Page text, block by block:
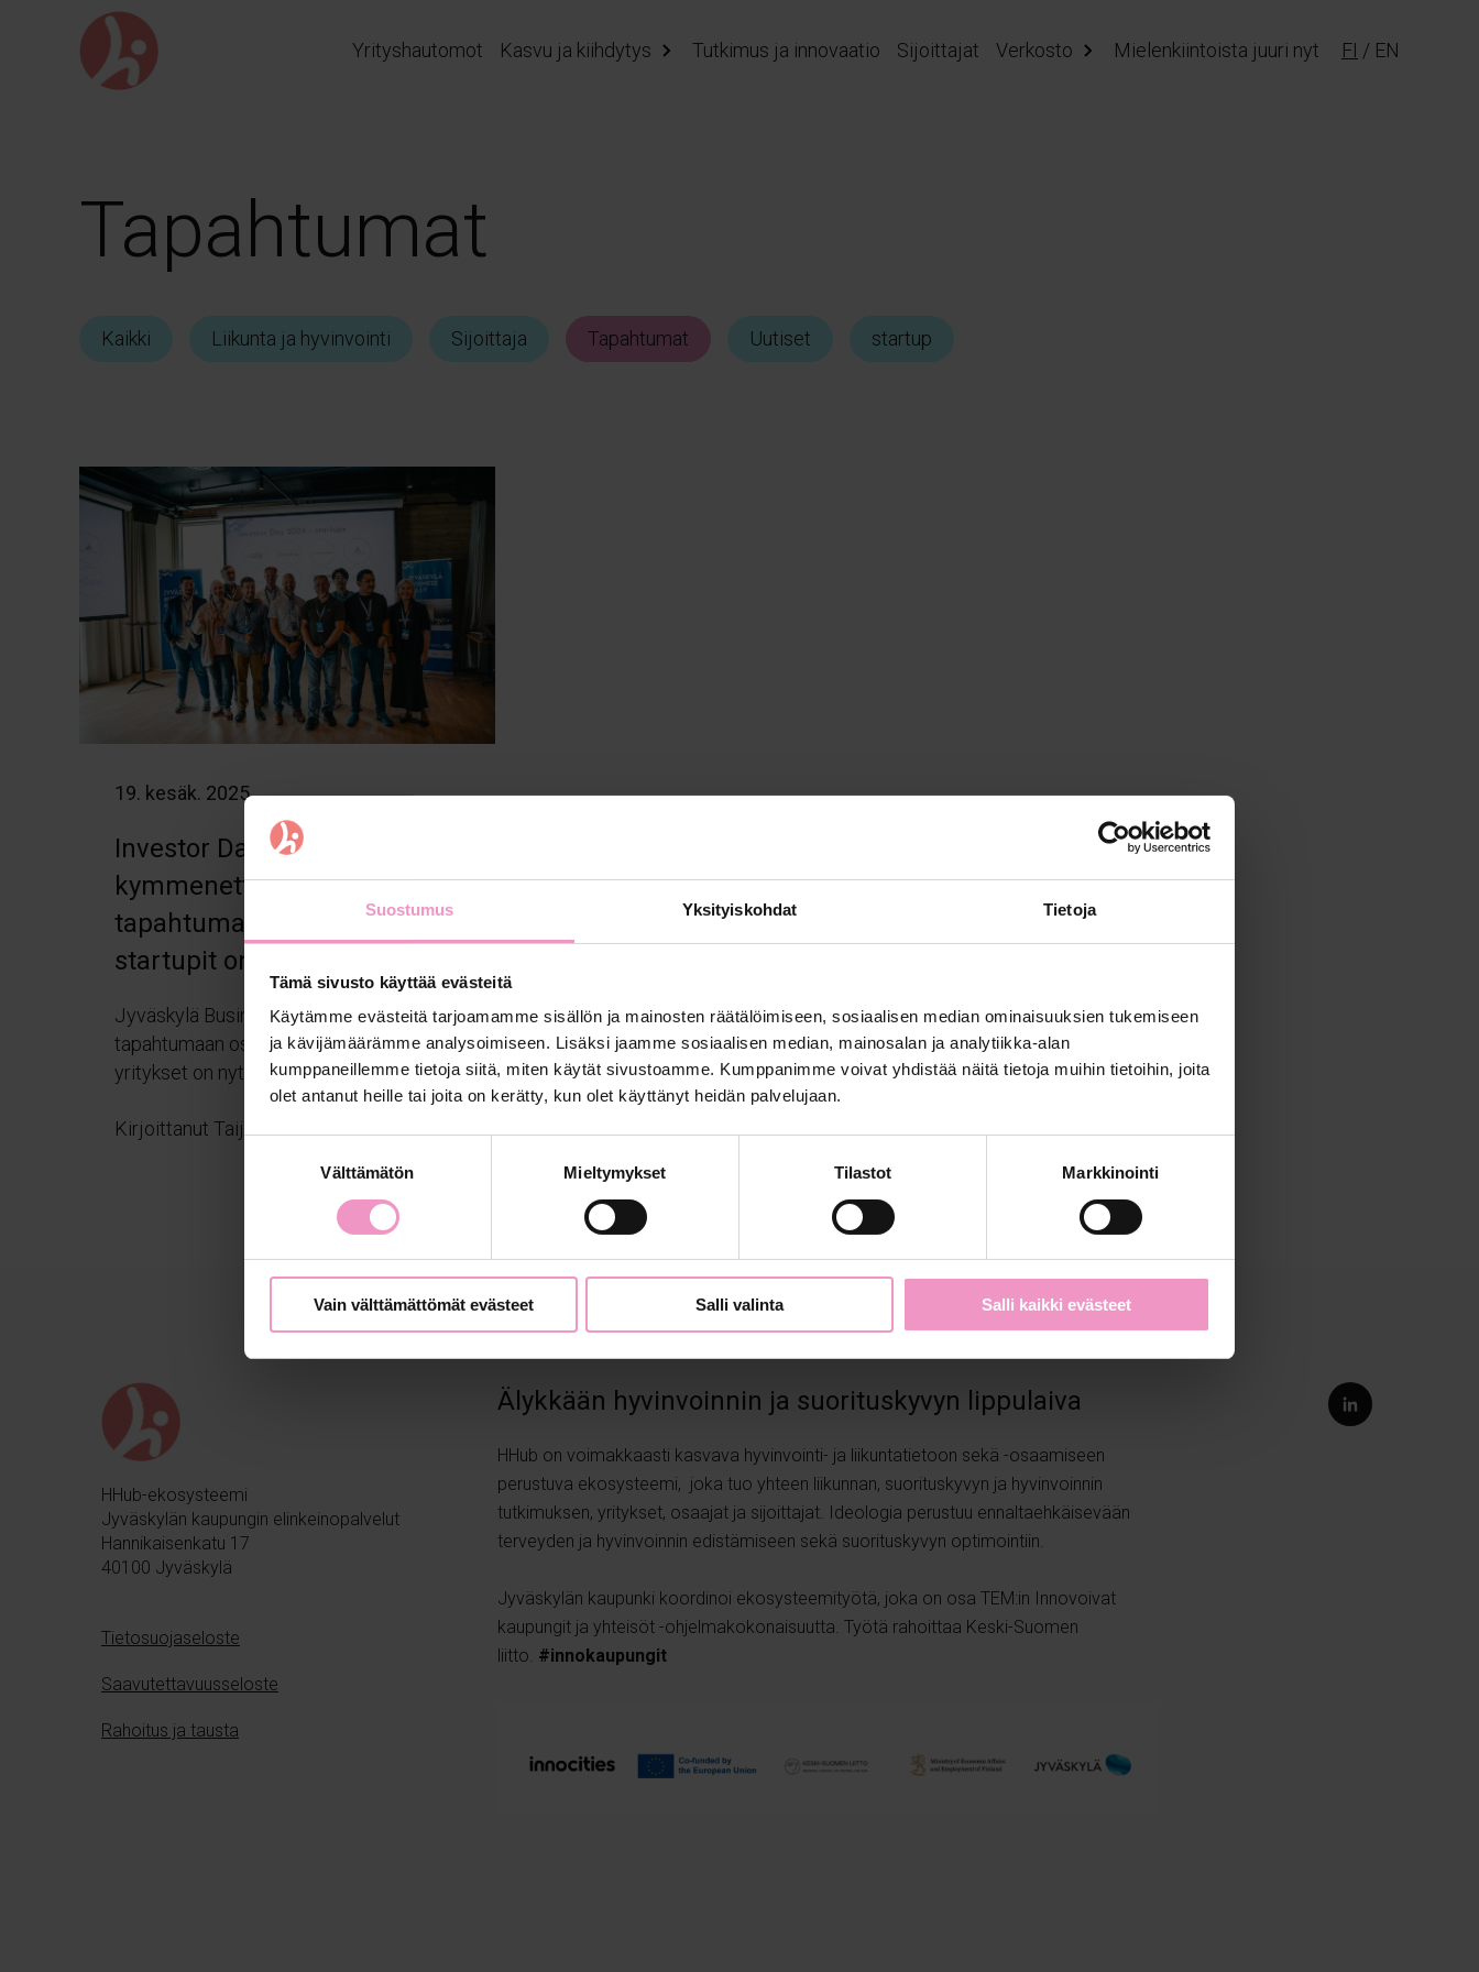
Suostumus Yksityiskohdat Tietoja
Tämä sivusto käyttää evästeitä
Käytämme evästeitä tarjoamamme sisällön ja mainosten räätälöimiseen, sosiaalisen median ominaisuuksien tukemiseen
ja kävijämäärämme analysoimiseen. Lisäksi jaamme sosiaalisen median, mainosalan ja analytiikka-alan
kumppaneillemme tietoja siitä, miten käytät sivustoamme. Kumppanimme voivat yhdistää näitä tietoja muihin tietoihin, joita
olet antanut heille tai joita on kerätty, kun olet käyttänyt heidän palvelujaan.
k
a
l
i
Välttämätön Mieltymykset Tilastot Markkinointi
Vain välttämättömät evästeet Salli valinta Salli kaikki evästeet
Yrityshautomot Kasvu ja kiihdytys Tutkimus ja innovaatio Sijoittajat Verkosto Mielenkiintoista juuri nyt FI / EN
Tapahtumat
Kaikki Liikunta ja hyvinvointi Sijoittaja Tapahtumat Uutiset startup
19. kesäk. 2025
Investor Day järjestetään
kymmenettä kertaa –
tapahtumassa kilpailevat
startupit on nyt valittu
Jyväskylä Business Rally Investor Day -
tapahtumaan osallistuvat startup-
yritykset on nyt valittu....
Kirjoittanut Taija Lappeteläinen
HHub-ekosysteemi
Jyväskylän kaupungin elinkeinopalvelut
Hannikaisenkatu 17
40100 Jyväskylä
Tietosuojaseloste
Saavutettavuusseloste
Rahoitus ja tausta
Älykkään hyvinvoinnin ja suorituskyvyn lippulaiva
HHub on voimakkaasti kasvava hyvinvointi- ja liikuntatietoon sekä -osaamiseen
perustuva ekosysteemi, joka tuo yhteen liikunnan, suorituskyvyn ja hyvinvoinnin
tutkimuksen, yritykset, osaajat ja sijoittajat. Ideologia perustuu ennaltaehkäisevään
terveyden ja hyvinvoinnin edistämiseen sekä suorituskyvyn optimointiin.
Jyväskylän kaupunki koordinoi ekosysteemityötä, joka on osa TEM:in Innovoivat
kaupungit ja yhteisöt -ohjelmakokonaisuutta. Työtä rahoittaa Keski-Suomen
liitto. #innokaupungit